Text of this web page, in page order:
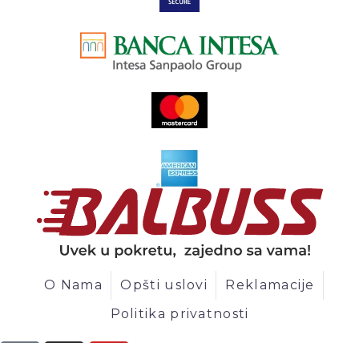
O Nama Opšti uslovi
Reklamacije
Politika privatnosti